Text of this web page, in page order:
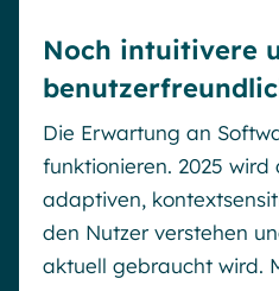
Noch intuitivere
Die Erwartung an
funktionieren. 2025 wird
adaptiven,
den Nutzer verstehen
aktuell gebraucht wird.